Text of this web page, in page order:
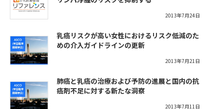
2013年7月24日
乳癌リスクが高い女性におけるリスク低減のた
めの介入ガイドラインの更新
2013年7月21日
肺癌と乳癌の治療および予防の進展と国内の抗
癌剤不足に対する新たな洞察
2013年7月11日